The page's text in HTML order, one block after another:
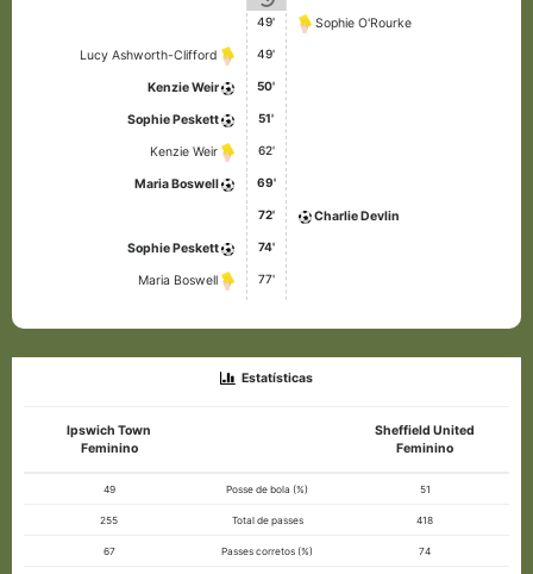
49' Sophie O'Rourke
Lucy Ashworth-Clifford 49'
Kenzie Weir 50'
Sophie Peskett 51'
Kenzie Weir 62'
Maria Boswell 69'
72' Charlie Devlin
Sophie Peskett 74'
Maria Boswell 77'
Estatísticas
Ipswich Town
Feminino
Sheffield United
Feminino
49 Posse de bola (%) 51
255 Total de passes 418
67 Passes corretos (%) 74